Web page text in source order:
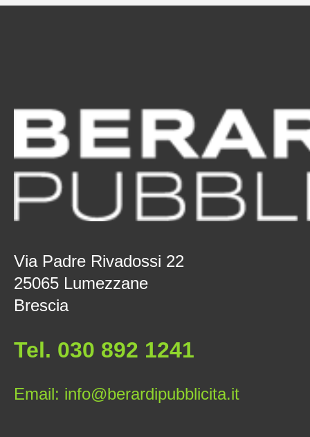
Via Padre Rivadossi 22
25065 Lumezzane
Brescia
Tel. 030 892 1241
Email: info@berardipubblicita.it